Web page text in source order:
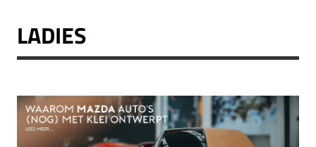
LADIES